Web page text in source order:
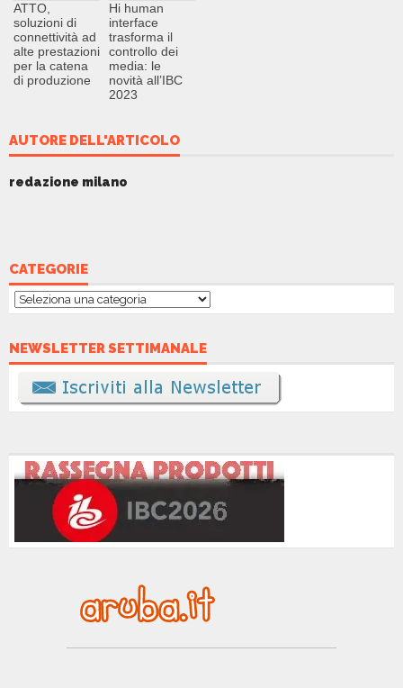
ATTO,
soluzioni di
connettività ad
alte prestazioni
per la catena
di produzione
Hi human
interface
trasforma il
controllo dei
media: le
novità all’IBC
2023
AUTORE DELL'ARTICOLO
redazione milano
CATEGORIE
Categorie
NEWSLETTER SETTIMANALE